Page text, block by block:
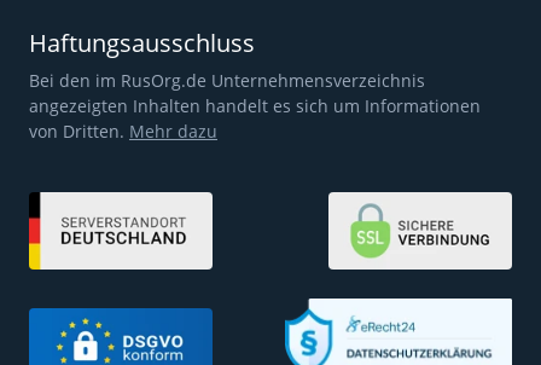
Haftungsausschluss
Bei den im RusOrg.de Unternehmensverzeichnis
angezeigten Inhalten handelt es sich um Informationen
von Dritten. Mehr dazu